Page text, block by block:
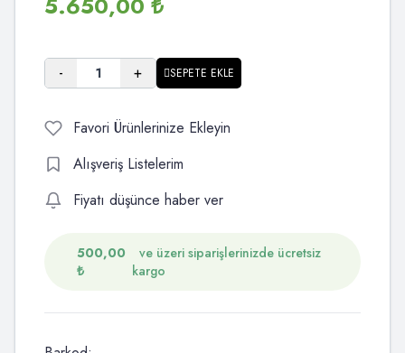
- + SEPETE EKLE
Favori Ürünlerinize Ekleyin
Alışveriş Listelerim
Fiyatı düşünce haber ver
500,00
₺
ve üzeri siparişlerinizde ücretsiz
kargo